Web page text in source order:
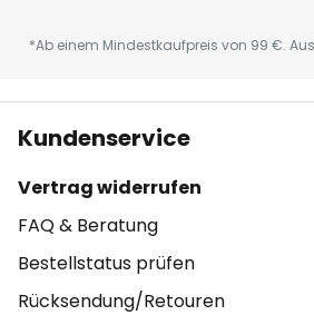
*Ab einem Mindestkaufpreis von 99 €.
Kundenservice
Vertrag widerrufen
FAQ & Beratung
Bestellstatus prüfen
Rücksendung/Retouren